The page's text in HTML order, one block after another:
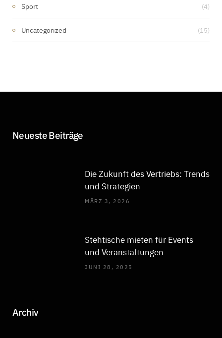
Sport (4)
Uncategorized (15)
Neueste Beiträge
Die Zukunft des Vertriebs: Trends
und Strategien
MÄRZ 3, 2026
Stehtische mieten für Events
und Veranstaltungen
JUNI 28, 2025
Archiv